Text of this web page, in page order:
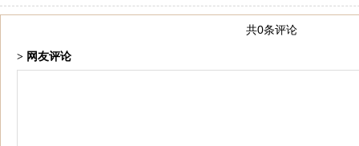
共0条评论
> 网友评论